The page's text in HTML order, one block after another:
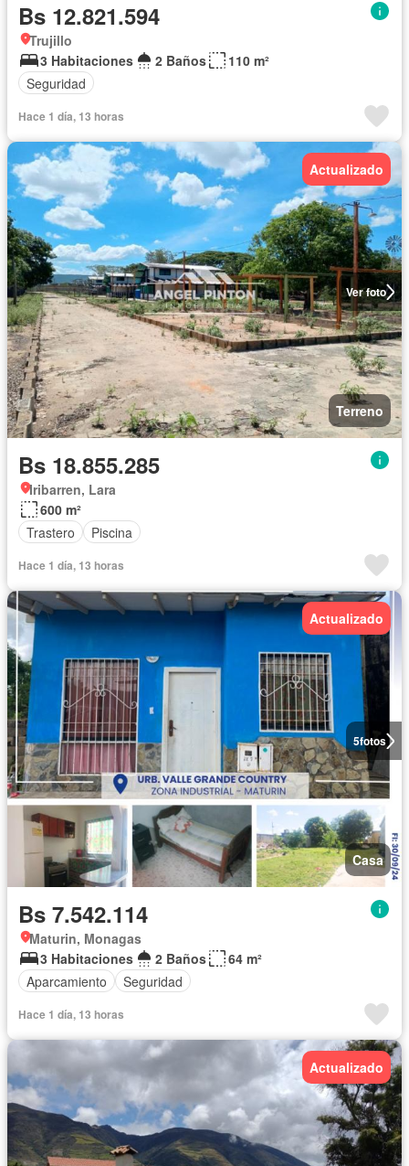
Bs 12.821.594
Trujillo
3 Habitaciones
2 Baños
110 m²
Seguridad
Hace 1 día, 13 horas
Ver foto
Actualizado
Terreno
Bs 18.855.285
Iribarren, Lara
600 m²
Trastero
Piscina
Hace 1 día, 13 horas
5fotos
Actualizado
Casa
Bs 7.542.114
Maturin, Monagas
3 Habitaciones
2 Baños
64 m²
Aparcamiento
Seguridad
Hace 1 día, 13 horas
Actualizado